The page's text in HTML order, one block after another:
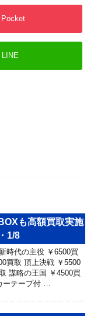
Pocket
LINE
も高額買取実施
1/8
時代の主役 ￥6500買
買取 頂上決戦 ￥5500
謀略の王国 ￥4500買
ーテープ付 …